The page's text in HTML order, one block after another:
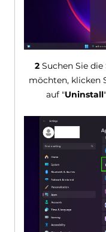
2Suchen Sie die
möchten, klicken
auf "Uninstall